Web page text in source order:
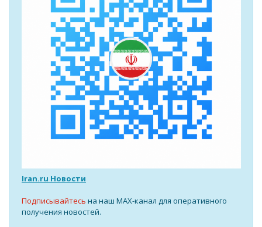
Iran.ru Новости
Подписывайтесь на наш MAX-канал для оперативного
получения новостей.